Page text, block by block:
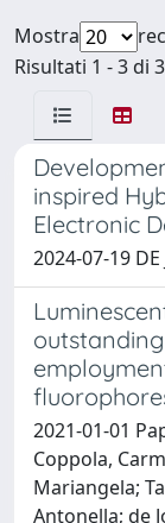
Mostra
Risultati 1 - 3 di
inspired
Electronic
2024-07-19
2021-01-01
Coppola,
Mariangela;
Antonella; de